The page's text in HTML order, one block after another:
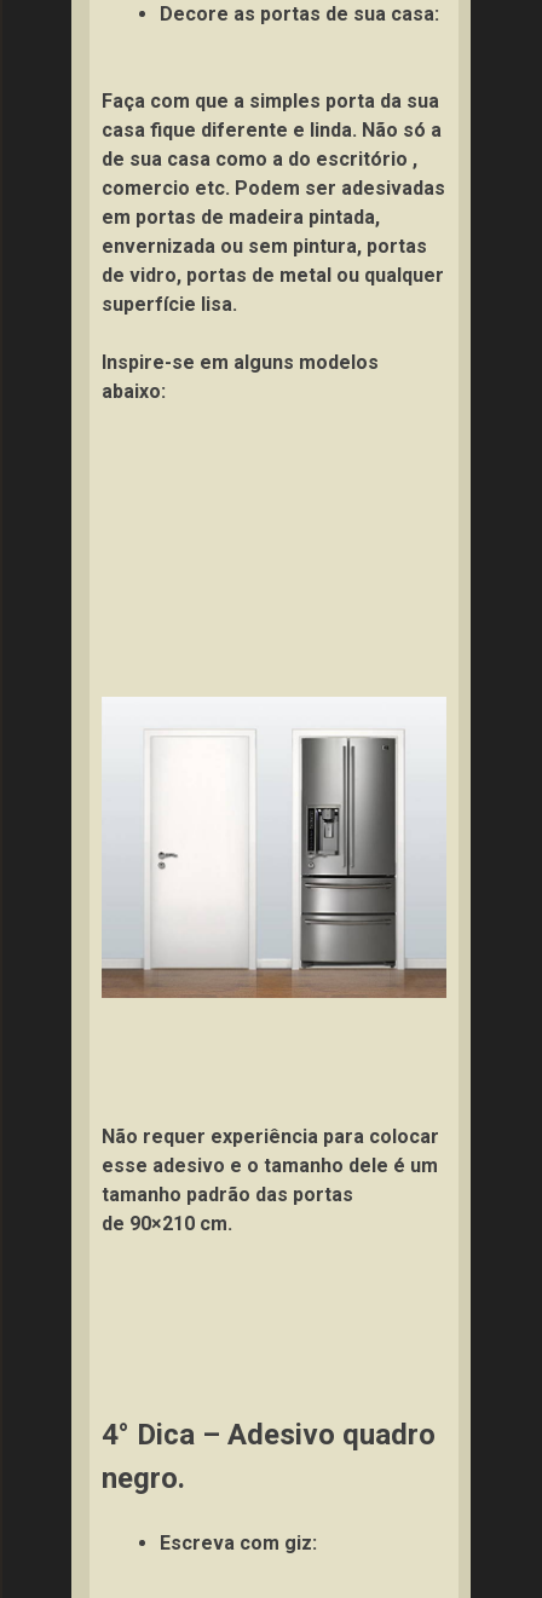
Decore as portas de sua casa:
Faça com que a simples porta da sua
casa fique diferente e linda. Não só a
de sua casa como a do escritório ,
comercio etc. Podem ser adesivadas
em portas de madeira pintada,
envernizada ou sem pintura, portas
de vidro, portas de metal ou qualquer
superfície lisa.
Inspire-se em alguns modelos
abaixo:
Não requer experiência para colocar
esse adesivo e o tamanho dele é um
tamanho padrão das portas
de 90×210 cm.
4° Dica – Adesivo quadro
negro.
Escreva com giz: